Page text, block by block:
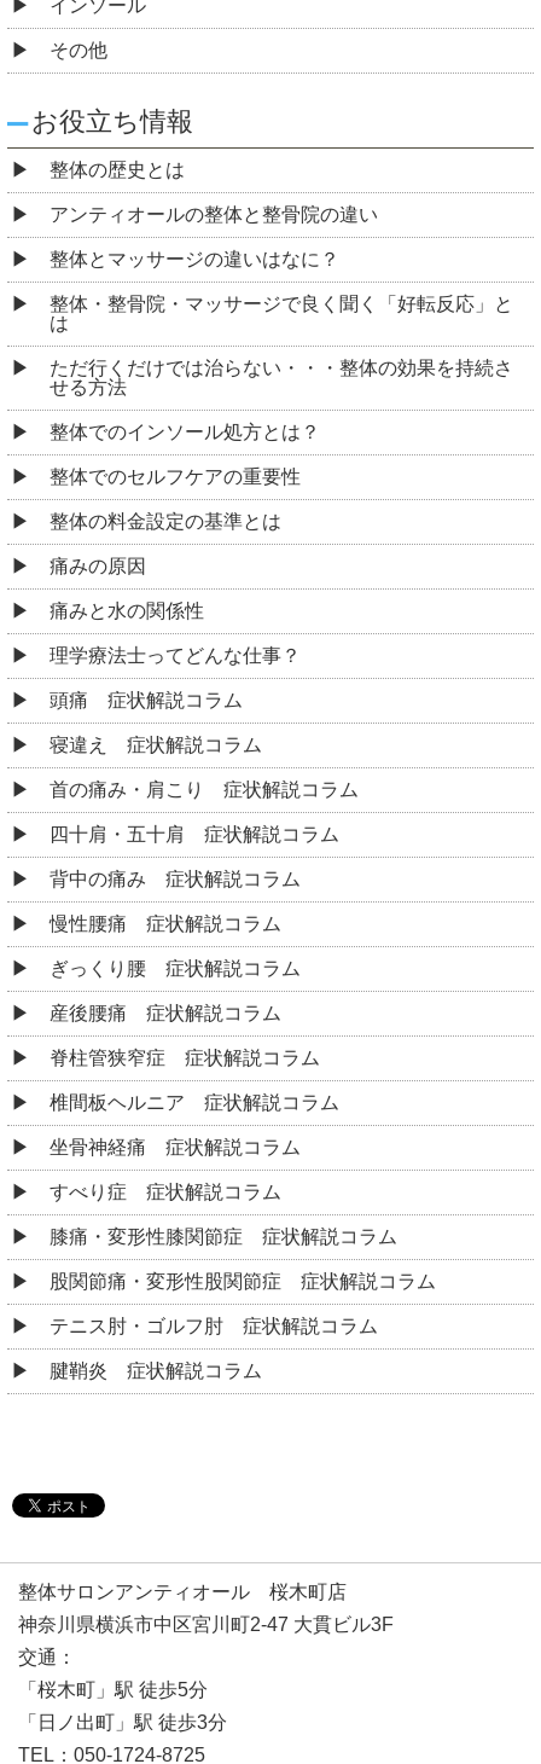
インソール
その他
お役立ち情報
整体の歴史とは
アンティオールの整体と整骨院の違い
整体とマッサージの違いはなに？
整体・整骨院・マッサージで良く聞く「好転反応」と
は
ただ行くだけでは治らない・・・整体の効果を持続さ
せる方法
整体でのインソール処方とは？
整体でのセルフケアの重要性
整体の料金設定の基準とは
痛みの原因
痛みと水の関係性
理学療法士ってどんな仕事？
頭痛 症状解説コラム
寝違え 症状解説コラム
首の痛み・肩こり 症状解説コラム
四十肩・五十肩 症状解説コラム
背中の痛み 症状解説コラム
慢性腰痛 症状解説コラム
ぎっくり腰 症状解説コラム
産後腰痛 症状解説コラム
脊柱管狭窄症 症状解説コラム
椎間板ヘルニア 症状解説コラム
坐骨神経痛 症状解説コラム
すべり症 症状解説コラム
膝痛・変形性膝関節症 症状解説コラム
股関節痛・変形性股関節症 症状解説コラム
テニス肘・ゴルフ肘 症状解説コラム
腱鞘炎 症状解説コラム
整体サロンアンティオール 桜木町店
神奈川県横浜市中区宮川町2-47 大貫ビル3F
交通：
「桜木町」駅 徒歩5分
「日ノ出町」駅 徒歩3分
TEL：050-1724-8725